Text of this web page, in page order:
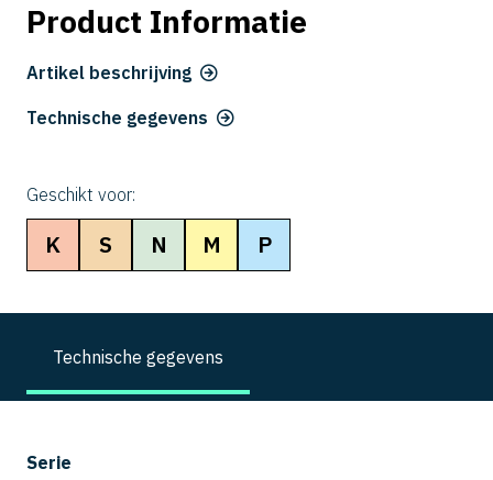
Product Informatie
Artikel beschrijving
Technische gegevens
Geschikt voor:
K S N M P
Technische gegevens
Serie